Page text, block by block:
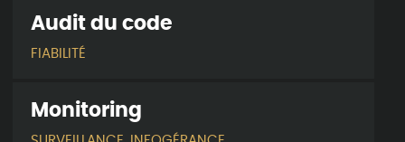
Audit du code
FIABILITÉ
Monitoring